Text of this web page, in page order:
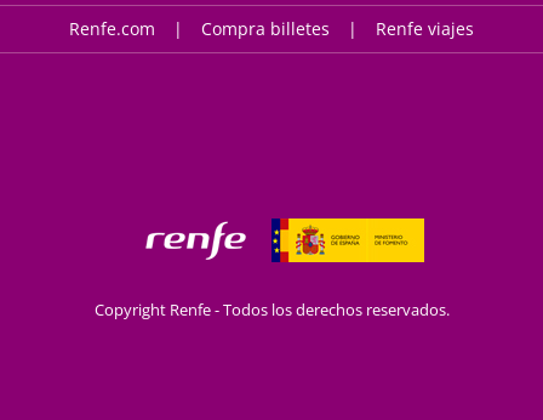
Renfe.com Compra billetes Renfe viajes
Copyright Renfe - Todos los derechos reservados.